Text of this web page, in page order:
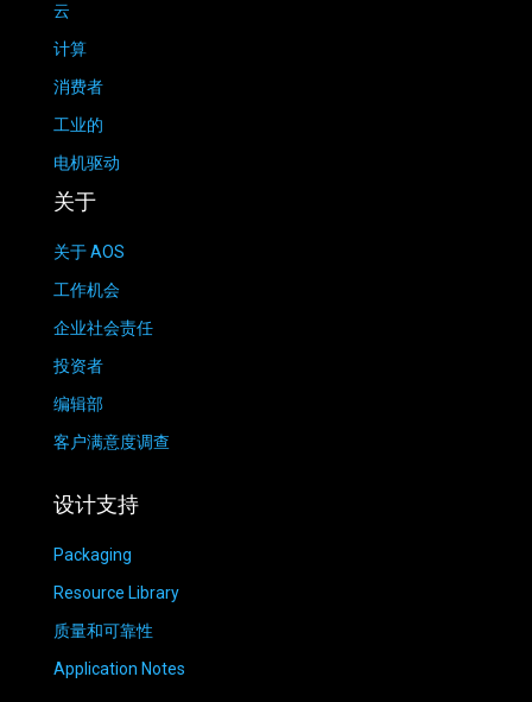
云
计算
消费者
工业的
电机驱动
关于
关于 AOS
工作机会
企业社会责任
投资者
编辑部
客户满意度调查
设计支持
Packaging
Resource Library
质量和可靠性
Application Notes